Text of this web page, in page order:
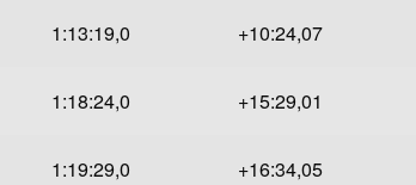
1:13:19,0 +10:24,07
1:18:24,0 +15:29,01
1:19:29,0 +16:34,05